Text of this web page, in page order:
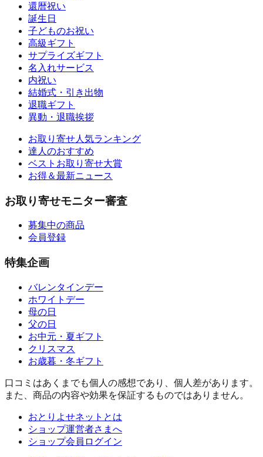
還暦祝い
誕生日
子どものお祝い
高級ギフト
サプライズギフト
名入れサービス
内祝い
結婚式・引き出物
退職ギフト
異動・退職挨拶
お取り寄せ人気ランキング
達人のおすすめ
ベストお取り寄せ大賞
お得＆最新ニュース
お取り寄せモニター審査
募集中の商品
会員登録
特集企画
バレンタインデー
ホワイトデー
母の日
父の日
お中元・夏ギフト
クリスマス
お歳暮・冬ギフト
口コミはあくまでも個人の感想であり、個人差があります。
また、商品の内容や効果を保証するものではありません。
おとりよせネットとは
ショップ運営者さまへ
ショップ会員ログイン